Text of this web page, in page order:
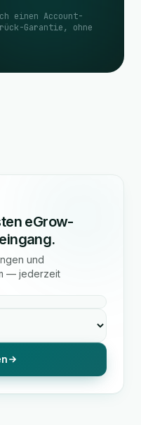
einen Account-
Garantie, ohne
eGrow-
und
— jederzeit